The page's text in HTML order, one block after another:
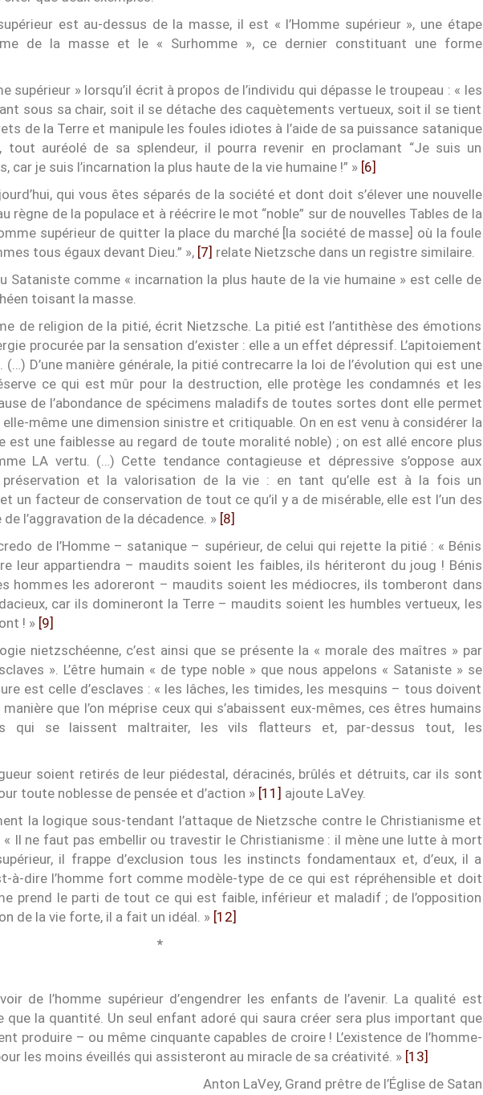
est au-dessus de la masse, il est « l’Homme supérieur », une étape
de la masse et le « Surhomme », ce dernier constituant une forme
supérieur » lorsqu’il écrit à propos de l’individu qui dépasse le troupeau : « les
sous sa chair, soit il se détache des caquètements vertueux, soit il se tient
de la Terre et manipule les foules idiotes à l’aide de sa puissance satanique
tout auréolé de sa splendeur, il pourra revenir en proclamant “Je suis un
car je suis l’incarnation la plus haute de la vie humaine !” » [6]
qui vous êtes séparés de la société et dont doit s’élever une nouvelle
règne de la populace et à réécrire le mot “noble” sur de nouvelles Tables de la
supérieur de quitter la place du marché [la société de masse] où la foule
tous égaux devant Dieu.” », [7] relate Nietzsche dans un registre similaire.
Sataniste comme « incarnation la plus haute de la vie humaine » est celle de
toisant la masse.
de religion de la pitié, écrit Nietzsche. La pitié est l’antithèse des émotions
procurée par la sensation d’exister : elle a un effet dépressif. L’apitoiement
(…) D’une manière générale, la pitié contrecarre la loi de l’évolution qui est une
ce qui est mûr pour la destruction, elle protège les condamnés et les
de l’abondance de spécimens maladifs de toutes sortes dont elle permet
elle-même une dimension sinistre et critiquable. On en est venu à considérer la
est une faiblesse au regard de toute moralité noble) ; on est allé encore plus
LA vertu. (…) Cette tendance contagieuse et dépressive s’oppose aux
et la valorisation de la vie : en tant qu’elle est à la fois un
un facteur de conservation de tout ce qu’il y a de misérable, elle est l’un des
l’aggravation de la décadence. » [8]
de l’Homme – satanique – supérieur, de celui qui rejette la pitié : « Bénis
leur appartiendra – maudits soient les faibles, ils hériteront du joug ! Bénis
hommes les adoreront – maudits soient les médiocres, ils tomberont dans
car ils domineront la Terre – maudits soient les humbles vertueux, les
! » [9]
nietzschéenne, c’est ainsi que se présente la « morale des maîtres » par
». L’être humain « de type noble » que nous appelons « Sataniste » se
est celle d’esclaves : « les lâches, les timides, les mesquins – tous doivent
que l’on méprise ceux qui s’abaissent eux-mêmes, ces êtres humains
qui se laissent maltraiter, les vils flatteurs et, par-dessus tout, les
soient retirés de leur piédestal, déracinés, brûlés et détruits, car ils sont
toute noblesse de pensée et d’action » [11] ajoute LaVey.
la logique sous-tendant l’attaque de Nietzsche contre le Christianisme et
« Il ne faut pas embellir ou travestir le Christianisme : il mène une lutte à mort
il frappe d’exclusion tous les instincts fondamentaux et, d’eux, il a
à-dire l’homme fort comme modèle-type de ce qui est répréhensible et doit
prend le parti de tout ce qui est faible, inférieur et maladif ; de l’opposition
de la vie forte, il a fait un idéal. » [12]
*
de l’homme supérieur d’engendrer les enfants de l’avenir. La qualité est
la quantité. Un seul enfant adoré qui saura créer sera plus important que
produire – ou même cinquante capables de croire ! L’existence de l’homme-
les moins éveillés qui assisteront au miracle de sa créativité. » [13]
Anton LaVey, Grand prêtre de l’Église de Satan